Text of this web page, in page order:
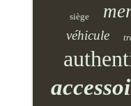
siège
véhicule